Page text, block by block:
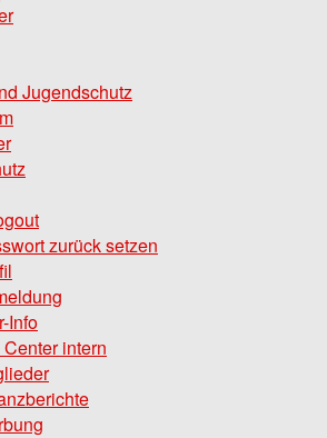
Jugendschutz
zurück setzen
Info
Center intern